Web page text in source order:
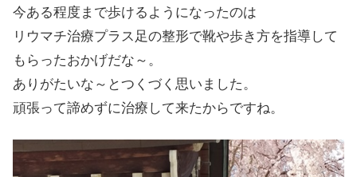
今ある程度まで歩けるようになったのは
リウマチ治療プラス足の整形で靴や歩き方を指導して
もらったおかげだな～。
ありがたいな～とつくづく思いました。
頑張って諦めずに治療して来たからですね。